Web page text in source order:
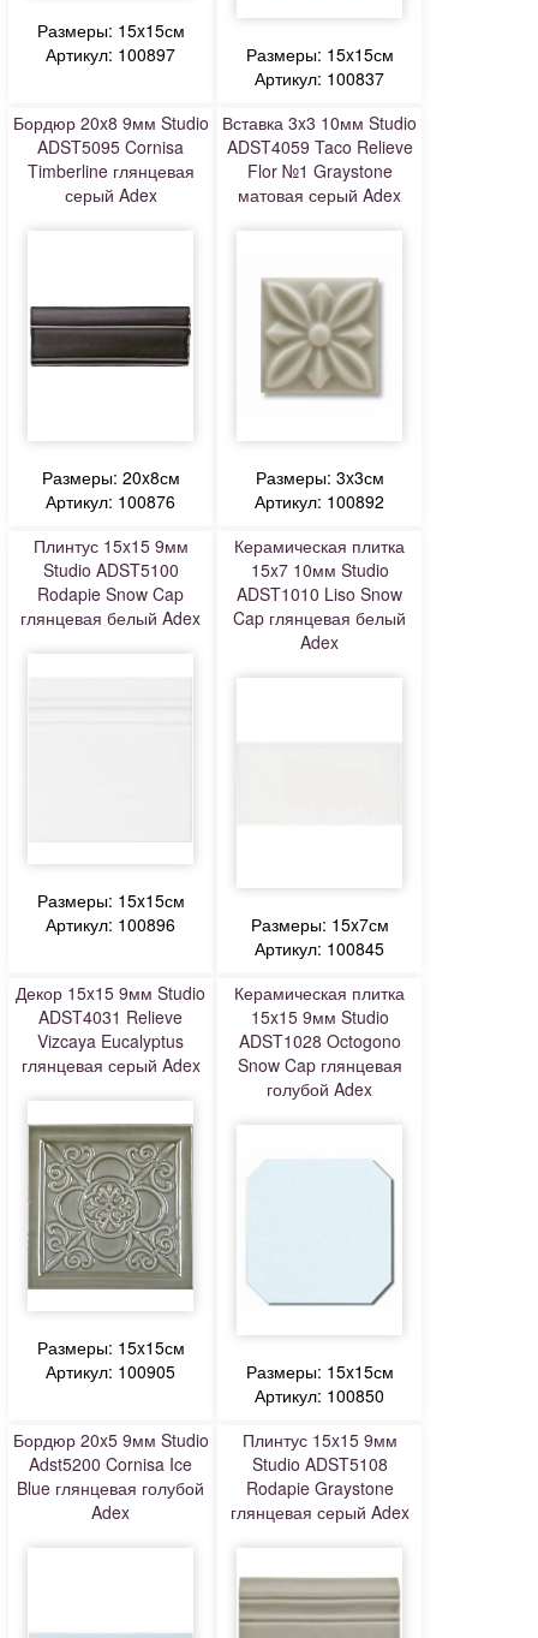
Размеры: 15x15см
Артикул: 100897
Размеры: 15x15см
Артикул: 100837
Бордюр 20x8 9мм Studio
ADST5095 Cornisa
Timberline глянцевая
серый Adex
Размеры: 20x8см
Артикул: 100876
Вставка 3x3 10мм Studio
ADST4059 Taco Relieve
Flor №1 Graystone
матовая серый Adex
Размеры: 3x3см
Артикул: 100892
Плинтус 15x15 9мм
Studio ADST5100
Rodapie Snow Cap
глянцевая белый Adex
Размеры: 15x15см
Артикул: 100896
Керамическая плитка
15x7 10мм Studio
ADST1010 Liso Snow
Cap глянцевая белый
Adex
Размеры: 15x7см
Артикул: 100845
Декор 15x15 9мм Studio
ADST4031 Relieve
Vizcaya Eucalyptus
глянцевая серый Adex
Размеры: 15x15см
Артикул: 100905
Керамическая плитка
15x15 9мм Studio
ADST1028 Octogono
Snow Cap глянцевая
голубой Adex
Размеры: 15x15см
Артикул: 100850
Бордюр 20x5 9мм Studio
Adst5200 Cornisa Ice
Blue глянцевая голубой
Adex
Плинтус 15x15 9мм
Studio ADST5108
Rodapie Graystone
глянцевая серый Adex